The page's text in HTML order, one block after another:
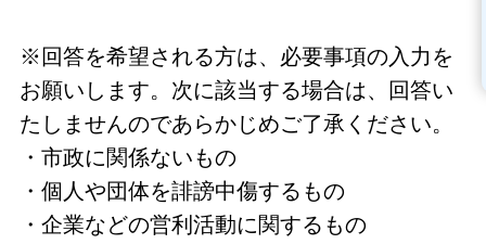
※回答を希望される方は、必要事項の入力を
お願いします。次に該当する場合は、回答い
たしませんのであらかじめご了承ください。
・市政に関係ないもの
・個人や団体を誹謗中傷するもの
・企業などの営利活動に関するもの